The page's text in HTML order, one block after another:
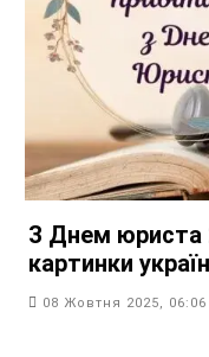
З Днем юриста
картинки
08 Жовтня 2025, 06:06